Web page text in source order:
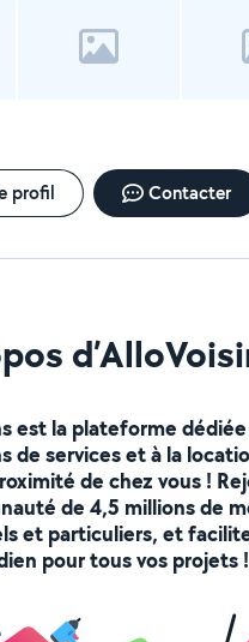
profil Contacter
est la plateforme
de services et à la
de chez vous !
de 4,5 millions de
et particuliers, et
pour tous vos projets !